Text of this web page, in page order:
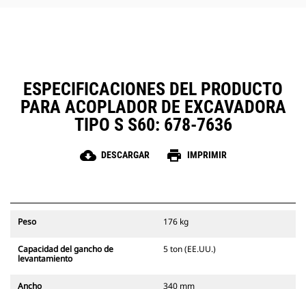
ESPECIFICACIONES DEL PRODUCTO
PARA ACOPLADOR DE EXCAVADORA
TIPO S S60: 678-7636
cloud_download DESCARGAR print IMPRIMIR
Peso 176 kg
Capacidad del gancho de
levantamiento
5 ton (EE.UU.)
Ancho 340 mm